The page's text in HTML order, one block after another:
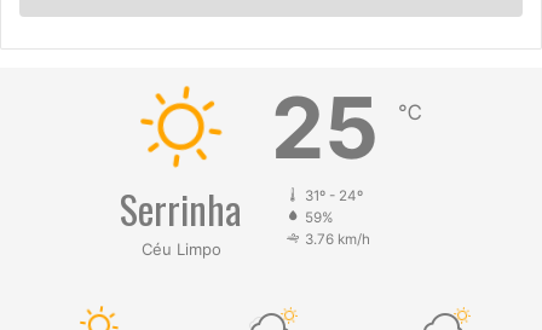
Serrinha
Céu Limpo
25 ℃
31º - 24º
59%
3.76 km/h